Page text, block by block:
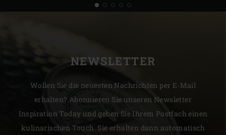
NEWSLETTER
Wollen Sie die neuesten Nachrichten per E-Mail
erhalten? Abonnieren Sie unseren Newsletter
Inspiration Today und geben Sie Ihrem Postfach einen
kulinarischen Touch. Sie erhalten dann automatisch